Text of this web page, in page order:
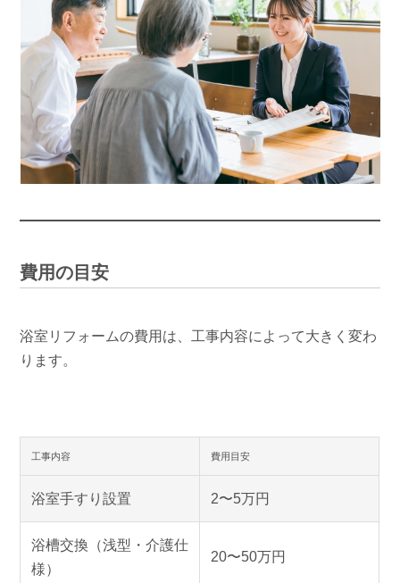
費用の目安
浴室リフォームの費用は、工事内容によって大きく変わ
ります。
工事内容 費用目安
浴室手すり設置 2〜5万円
浴槽交換（浅型・介護仕
様）
20〜50万円